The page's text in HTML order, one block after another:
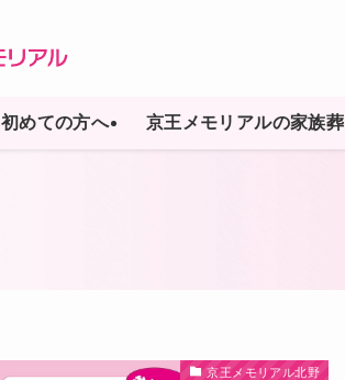
初めての方へ 京王メモリアルの家族葬
京王メモリアル北野